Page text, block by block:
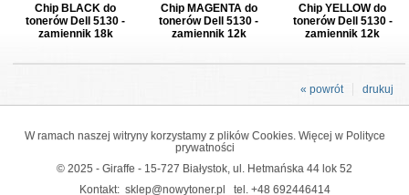
Chip BLACK do
tonerów Dell 5130 -
zamiennik 18k
Chip MAGENTA do
tonerów Dell 5130 -
zamiennik 12k
Chip YELLOW do
tonerów Dell 5130 -
zamiennik 12k
drukuj
« powrót
W ramach naszej witryny korzystamy z plików Cookies. Więcej w Polityce
prywatności
© 2025 - Giraffe - 15-727 Białystok, ul. Hetmańska 44 lok 52
Kontakt: sklep@nowytoner.pl tel. +48 692446414